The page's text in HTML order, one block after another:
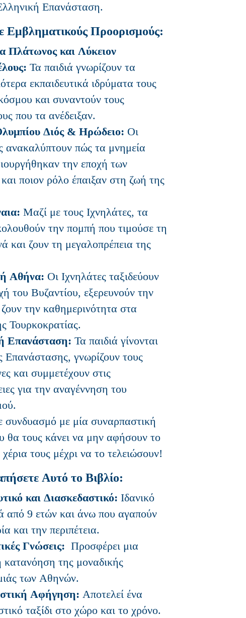
Επανάσταση.
Εμβληματικούς Προορισμούς:
Πλάτωνος και Λύκειον
Τα παιδιά γνωρίζουν τα
εκπαιδευτικά ιδρύματα τους
και συναντούν τους
που τα ανέδειξαν.
Διός & Ηρώδειο: Οι
ανακαλύπτουν πώς τα μνημεία
την εποχή των
ποιον ρόλο έπαιξαν στη ζωή της
Μαζί με τους Ιχνηλάτες, τα
την πομπή που τιμούσε τη
και ζουν τη μεγαλοπρέπεια της
Αθήνα: Οι Ιχνηλάτες ταξιδεύουν
του Βυζαντίου, εξερευνούν την
την καθημερινότητα στα
Τουρκοκρατίας.
Επανάσταση: Τα παιδιά γίνονται
Επανάστασης, γνωρίζουν τους
και συμμετέχουν στις
για την αναγέννηση του
θα τους κάνει να μην αφήσουν το
τους μέχρι να το τελειώσουν!
Αυτό το Βιβλίο:
και Διασκεδαστικό: Ιδανικό
από 9 ετών και άνω που αγαπούν
και την περιπέτεια.
Γνώσεις: Προσφέρει μια
κατανόηση της μοναδικής
των Αθηνών.
Αφήγηση: Αποτελεί ένα
ταξίδι στο χώρο και το χρόνο.